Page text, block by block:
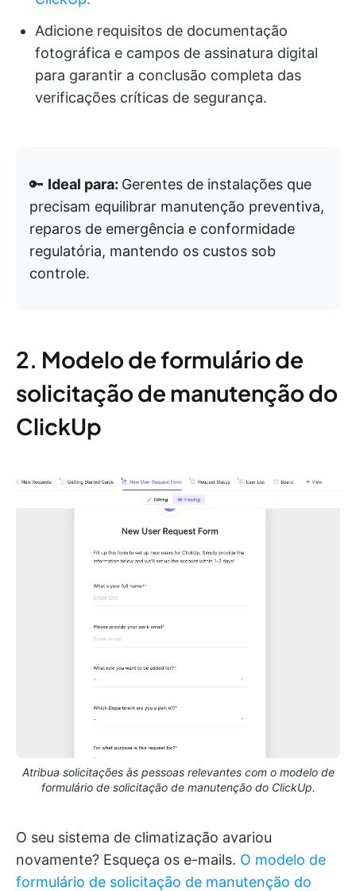
Adicione requisitos de documentação
fotográfica e campos de assinatura digital
para garantir a conclusão completa das
verificações críticas de segurança.
🔑 Ideal para: Gerentes de instalações que
precisam equilibrar manutenção preventiva,
reparos de emergência e conformidade
regulatória, mantendo os custos sob
controle.
2. Modelo de formulário de
solicitação de manutenção do
ClickUp
Atribua solicitações às pessoas relevantes com o modelo de
formulário de solicitação de manutenção do ClickUp.
O seu sistema de climatização avariou
novamente? Esqueça os e-mails. O modelo de
formulário de solicitação de manutenção do